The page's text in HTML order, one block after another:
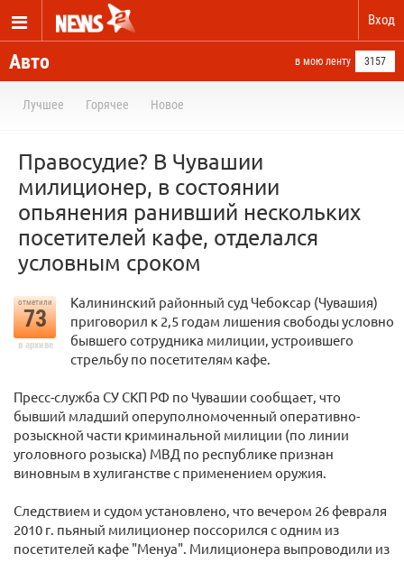
Вход
Авто в мою ленту 3157
Лучшее Горячее Новое
Правосудие? В Чувашии
милиционер, в состоянии
опьянения ранивший нескольких
посетителей кафе, отделался
условным сроком
отметили
73
в архиве
Калининский районный суд Чебоксар (Чувашия)
приговорил к 2,5 годам лишения свободы условно
бывшего сотрудника милиции, устроившего
стрельбу по посетителям кафе.
Пресс-служба СУ СКП РФ по Чувашии сообщает, что
бывший младший оперуполномоченный оперативно-
розыскной части криминальной милиции (по линии
уголовного розыска) МВД по республике признан
виновным в хулиганстве с применением оружия.
Следствием и судом установлено, что вечером 26 февраля
2010 г. пьяный милиционер поссорился с одним из
посетителей кафе "Менуа". Милиционера выпроводили из